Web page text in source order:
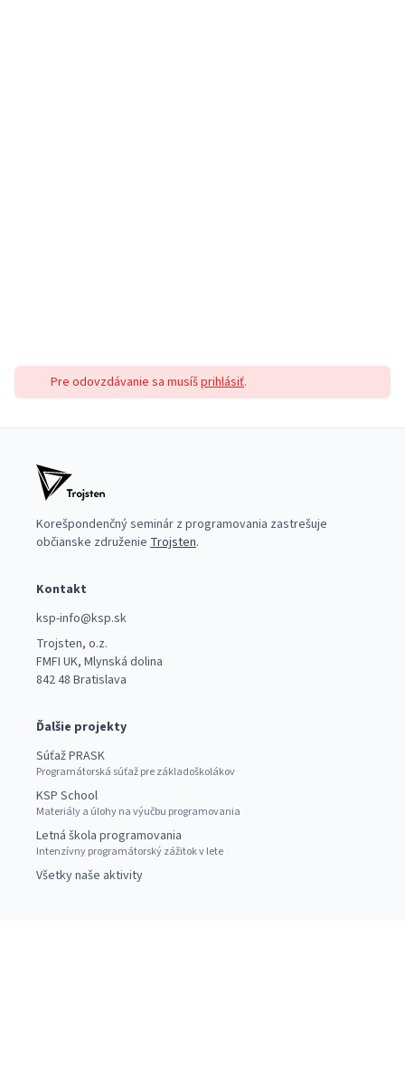
Pre odovzdávanie sa musíšprihlásiť.
Korešpondenčný seminár z programovania zastrešuje
občianske združenie Trojsten.
Kontakt
ksp-info@ksp.sk
Trojsten, o.z.
FMFI UK, Mlynská dolina
842 48 Bratislava
Ďalšie projekty
Súťaž PRASK
Programátorská súťaž pre základoškolákov
KSP School
Materiály a úlohy na výučbu programovania
Letná škola programovania
Intenzívny programátorský zážitok v lete
Všetky naše aktivity